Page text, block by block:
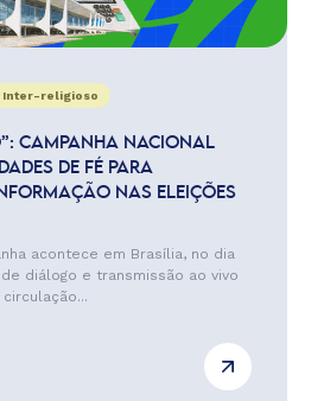
Inter-religioso
CAMPANHA NACIONAL
DE FÉ PARA
NAS ELEIÇÕES
acontece em Brasília, no dia
diálogo e transmissão ao vivo